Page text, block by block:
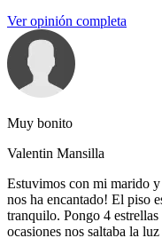
Ver opinión completa
Muy bonito
Valentin Mansilla
Estuvimos con mi marido
nos ha encantado! El piso
tranquilo. Pongo 4
ocasiones nos saltaba la